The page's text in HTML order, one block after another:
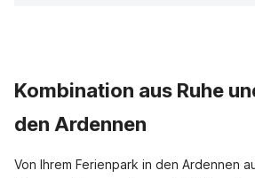
Kombination aus Ruhe
den Ardennen
Von Ihrem Ferienpark in den Ardennen